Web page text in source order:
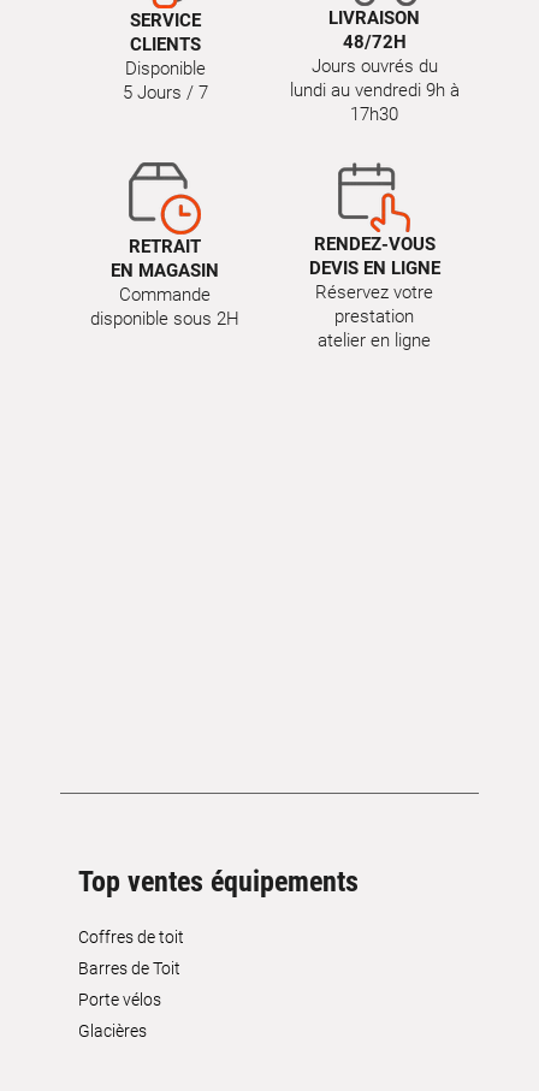
SERVICE
CLIENTS
Disponible
5 Jours / 7
LIVRAISON
48/72H
Jours ouvrés du
lundi au vendredi 9h à
17h30
RETRAIT
EN MAGASIN
Commande
disponible sous 2H
RENDEZ-VOUS
DEVIS EN LIGNE
Réservez votre
prestation
atelier en ligne
Top ventes équipements
Coffres de toit
Barres de Toit
Porte vélos
Glacières